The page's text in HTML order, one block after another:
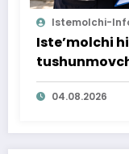
Istemolchi-
Iste’molchi
qilindi
04.08.2026